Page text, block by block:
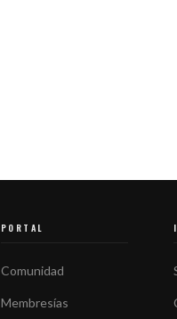
PORTAL
Comunidad
Membresías